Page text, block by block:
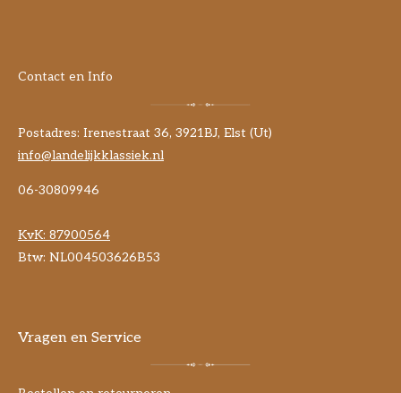
Contact en Info
Postadres: Irenestraat 36, 3921BJ, Elst (Ut)
info@landelijkklassiek.nl
06-30809946
KvK: 87900564
Btw: NL004503626B53
Vragen en Service